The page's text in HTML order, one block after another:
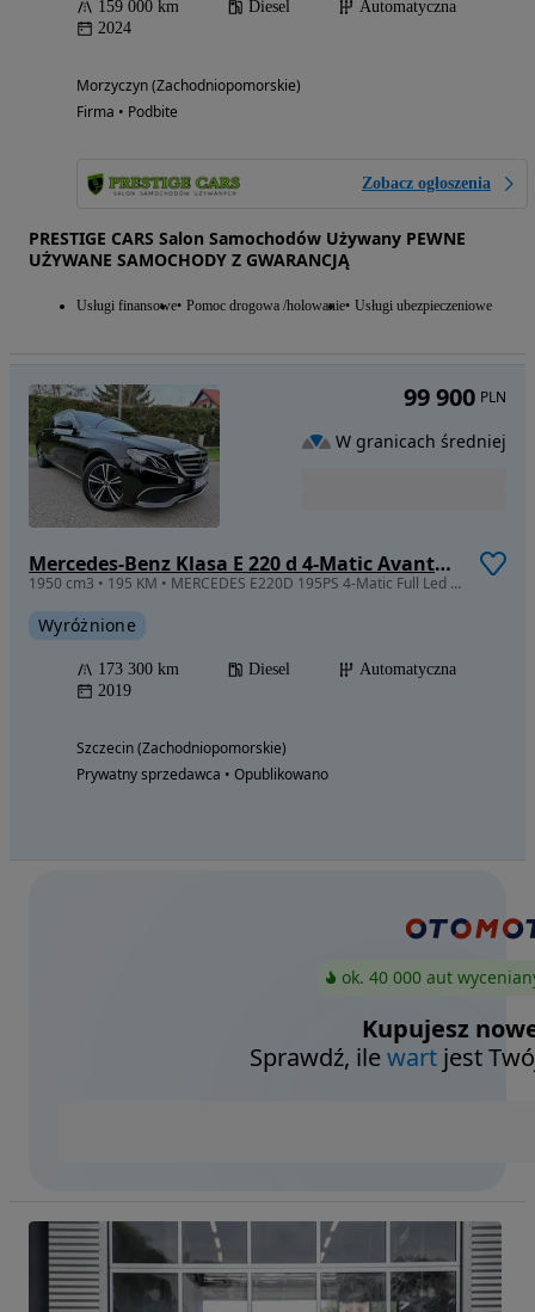
159 000 km Diesel
Automatyczna
2024
Morzyczyn (Zachodniopomorskie)
Firma • Podbite
Zobacz ogłoszenia
PRESTIGE CARS Salon Samochodów Używany PEWNE
UŻYWANE SAMOCHODY Z GWARANCJĄ
Usługi finansowe Pomoc drogowa /holowanie Usługi ubezpieczeniowe
Mercedes-Benz Klasa E 220 d 4-Matic Avantgarde
1950 cm3 • 195 KM • MERCEDES E220D 195PS 4-Matic Full Led Navi Skora Kamera Pamieci Radar
Wyróżnione
173 300 km Diesel
Automatyczna
2019
Szczecin (Zachodniopomorskie)
Prywatny sprzedawca • Opublikowano
99 900 PLN
W granicach średniej
ok. 40 000 aut
Kupujesz
Sprawdź, ilewart jest